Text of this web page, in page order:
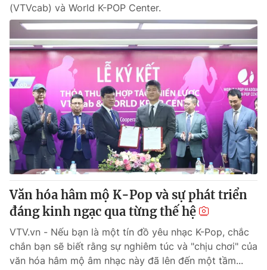
Email:toasoan@vtv.vn
Liên hệ quảng cáo:024-7300.7108
® Cấm sao chép dưới mọi hình thức nếu không có sự chấp
thuận bằng văn bản. Ghi rõ nguồn VTV.vn khi phát hành lại
thông tin từ website này.
(VTVcab) và World K-POP Center.
Văn hóa hâm mộ K-Pop và sự phát triển
đáng kinh ngạc qua từng thế hệ
VTV.vn - Nếu bạn là một tín đồ yêu nhạc K-Pop, chắc
chắn bạn sẽ biết rằng sự nghiêm túc và "chịu chơi" của
văn hóa hâm mộ âm nhạc này đã lên đến một tầm...